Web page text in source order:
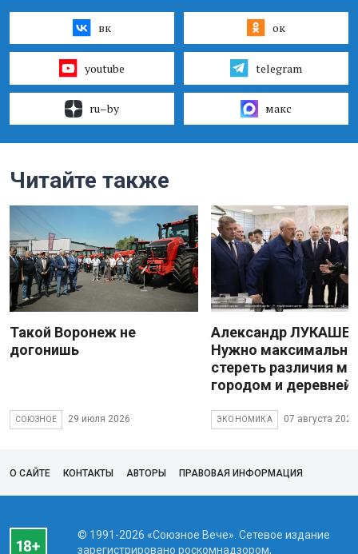
вк ок
youtube telegram
ru–by макс
Читайте также
Такой Воронеж не
догонишь
СОЮЗНОЕ 29 июля 2026
Александр
Нужно максимально
стереть различия
городом и деревней
ЭКОНОМИКА 07 августа 2026
О САЙТЕ КОНТАКТЫ АВТОРЫ ПРАВОВАЯ ИНФОРМАЦИЯ
© 1991-2026 «Союзное Вече». Сетевое издание
зарегистрировано роскомнадзором,